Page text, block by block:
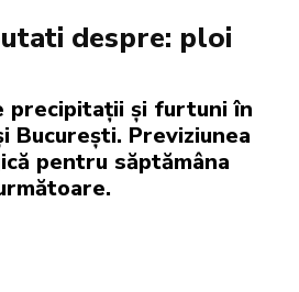
despre: ploi
precipitații și furtuni în
București. Previziunea
pentru săptămâna